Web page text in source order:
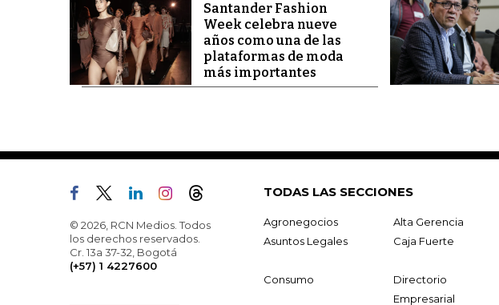
Santander Fashion
Week celebra nueve
años como una de las
plataformas de moda
más importantes
© 2026, RCN Medios. Todos
los derechos reservados.
Cr. 13a 37-32, Bogotá
(+57) 1 4227600
TODAS LAS SECCIONES
Agronegocios Alta Gerencia
Asuntos Legales
Caja Fuerte
Consumo
Directorio
Empresarial